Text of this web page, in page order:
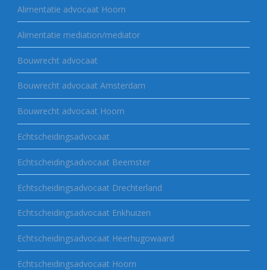
Alimentatie advocaat Hoorn
Alimentatie mediation/mediator
Bouwrecht advocaat
Bouwrecht advocaat Amsterdam
Bouwrecht advocaat Hoorn
Echtscheidingsadvocaat
Echtscheidingsadvocaat Beemster
Echtscheidingsadvocaat Drechterland
Echtscheidingsadvocaat Enkhuizen
Echtscheidingsadvocaat Heerhugowaard
Echtscheidingsadvocaat Hoorn